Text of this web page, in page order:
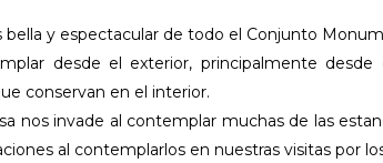
y espectacular de todo el Conjunto
desde el exterior, principalmente
conservan en el interior.
nos invade al contemplar muchas de las
al contemplarlos en nuestras visitas por